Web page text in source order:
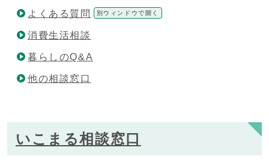
よくある質問 別ウィンドウで開く
消費生活相談
暮らしのQ&A
他の相談窓口
いこまる相談窓口